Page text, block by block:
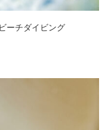
ーチダイビング